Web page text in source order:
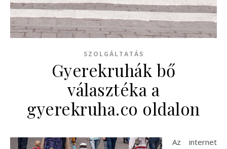
SZOLGÁLTATÁS
Gyerekruhák bő
választéka a
gyerekruha.co oldalon
Az internet